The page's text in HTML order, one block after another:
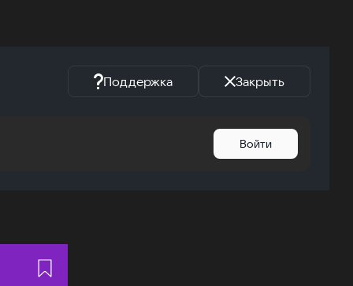
Поддержка Закрыть
Войти